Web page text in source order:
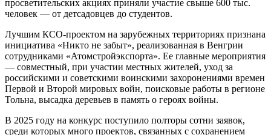
просветительских акциях приняли участие свыше 600 тыс.
человек — от детсадовцев до студентов.
Лучшим КСО-проектом на зарубежных территориях признана
инициатива «Никто не забыт», реализованная в Венгрии
сотрудниками «Атомстройэкспорта». Ее главные мероприятия
— совместный, при участии местных жителей, уход за
российскими и советскими воинскими захоронениями времен
Первой и Второй мировых войн, поисковые работы в регионе
Тольна, высадка деревьев в память о героях войны.
В 2025 году на конкурс поступило полторы сотни заявок,
среди которых много проектов, связанных с сохранением